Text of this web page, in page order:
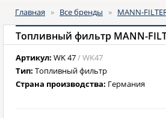
Главная » Все бренды » MANN-
Топливный фильтр MANN-
Артикул: WK 47/ WK47
Тип: Топливный фильтр
Страна производства: Германия